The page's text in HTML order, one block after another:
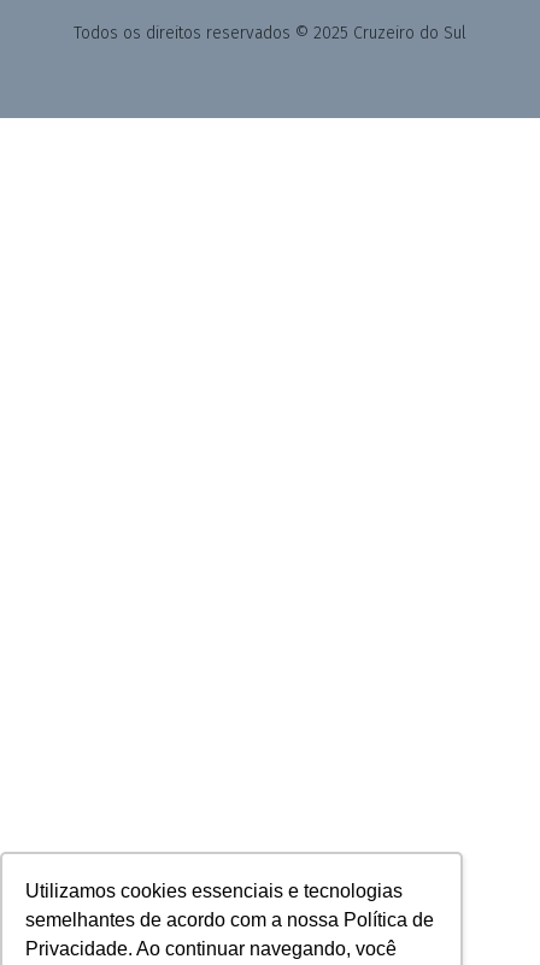
Utilizamos cookies essenciais e tecnologias
semelhantes de acordo com a nossa Política de
Privacidade. Ao continuar navegando, você
Todos os direitos reservados © 2025 Cruzeiro do Sul